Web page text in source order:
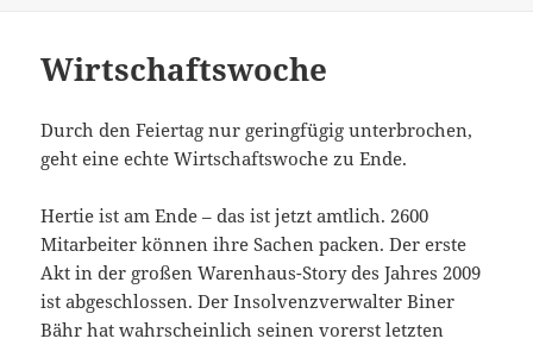
Wirtschaftswoche
Durch den Feiertag nur geringfügig unterbrochen,
geht eine echte Wirtschaftswoche zu Ende.
Hertie ist am Ende – das ist jetzt amtlich. 2600
Mitarbeiter können ihre Sachen packen. Der erste
Akt in der großen Warenhaus-Story des Jahres 2009
ist abgeschlossen. Der Insolvenzverwalter Biner
Bähr hat wahrscheinlich seinen vorerst letzten